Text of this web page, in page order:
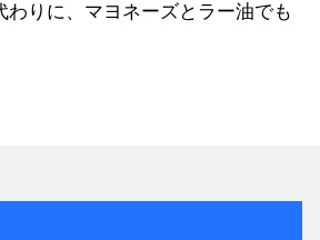
りに、マヨネーズとラー油でも